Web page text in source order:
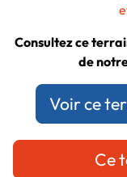
Consultez ce
de
Voir ce
Ce